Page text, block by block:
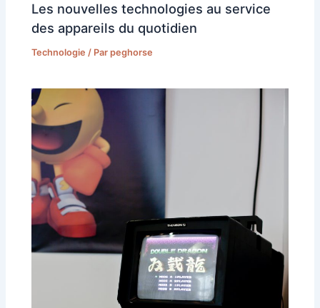
Les nouvelles technologies au service
des appareils du quotidien
Technologie / Parpeghorse